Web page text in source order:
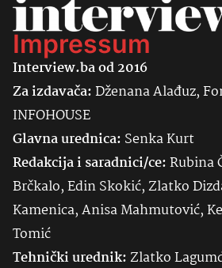
Impressum
Interview.ba od 2016
Za izdavača:Dženana Alađuz,
INFOHOUSE
Glavna urednica: SenkaKurt
Redakcija i saradnici/ce:Rubina
Brčkalo, Edin Skokić, Zlatko
Kamenica, Anisa Mahmutović,
Tomić
Tehnički urednik:Zlatko